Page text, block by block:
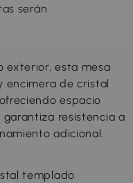
serán
exterior, esta mesa
encimera de cristal
espacio
resistencia a
adicional.
templado